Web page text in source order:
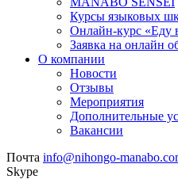
Курсы языковых
Онлайн-курс «Еду
Заявка на онлайн
О компании
Новости
Отзывы
Мероприятия
Дополнительные
Вакансии
Почта info@nihongo-
Skype